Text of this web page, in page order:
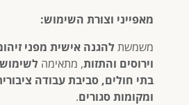
מאפייני וצורת השימוש:
משמשת להגנה אישית מפני
וירוסים והתזות, מתאימה
בתי חולים, סביבת עבודה
ומקומות סגורים.